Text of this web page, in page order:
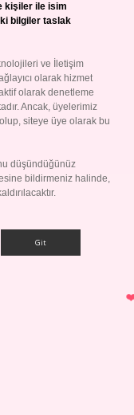
kişiler ile isim
bilgiler taslak
ve İletişim
olarak hizmet
olarak denetleme
Ancak, üyelerimiz
siteye üye olarak bu
düşündüğünüz
bildirmeniz halinde,